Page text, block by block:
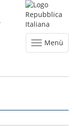
Menù